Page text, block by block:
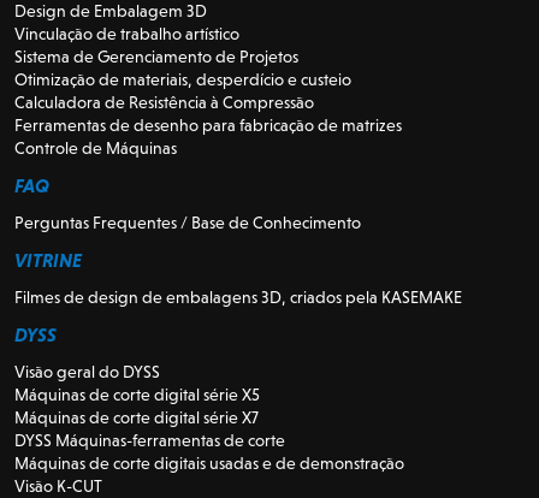
Design de Embalagem 3D
Vinculação de trabalho artístico
Sistema de Gerenciamento de Projetos
Otimização de materiais, desperdício e custeio
Calculadora de Resistência à Compressão
Ferramentas de desenho para fabricação de matrizes
Controle de Máquinas
FAQ
Perguntas Frequentes / Base de Conhecimento
VITRINE
Filmes de design de embalagens 3D, criados pela KASEMAKE
DYSS
Visão geral do DYSS
Máquinas de corte digital série X5
Máquinas de corte digital série X7
DYSS Máquinas-ferramentas de corte
Máquinas de corte digitais usadas e de demonstração
Visão K-CUT